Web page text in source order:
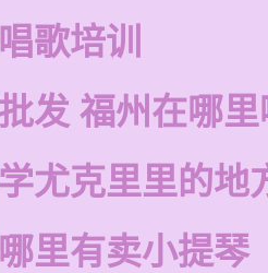
歌培训
发 福州在哪
尤克里里的地
里有卖小提琴